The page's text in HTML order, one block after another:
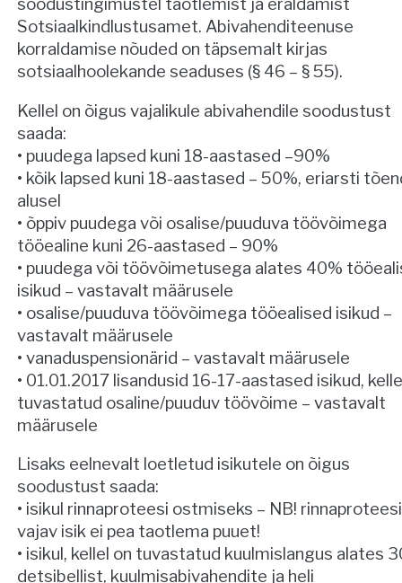
soodustingimustel taotlemist ja eraldamist
Sotsiaalkindlustusamet. Abivahenditeenuse
korraldamise nõuded on täpsemalt kirjas
sotsiaalhoolekande seaduses (§ 46 – § 55).
Kellel on õigus vajalikule abivahendile soodustust
saada:
• puudega lapsed kuni 18-aastased –90%
• kõik lapsed kuni 18-aastased – 50%, eriarsti
alusel
• õppiv puudega või osalise/puuduva töövõimega
tööealine kuni 26-aastased – 90%
• puudega või töövõimetusega alates 40%
isikud – vastavalt määrusele
• osalise/puuduva töövõimega tööealised isikud –
vastavalt määrusele
• vanaduspensionärid – vastavalt määrusele
• 01.01.2017 lisandusid 16-17-aastased isikud,
tuvastatud osaline/puuduv töövõime – vastavalt
määrusele
Lisaks eelnevalt loetletud isikutele on õigus
soodustust saada:
• isikul rinnaproteesi ostmiseks – NB! rinnaproteesi
vajav isik ei pea taotlema puuet!
• isikul, kellel on tuvastatud kuulmislangus alates
detsibellist, kuulmisabivahendite ja heli